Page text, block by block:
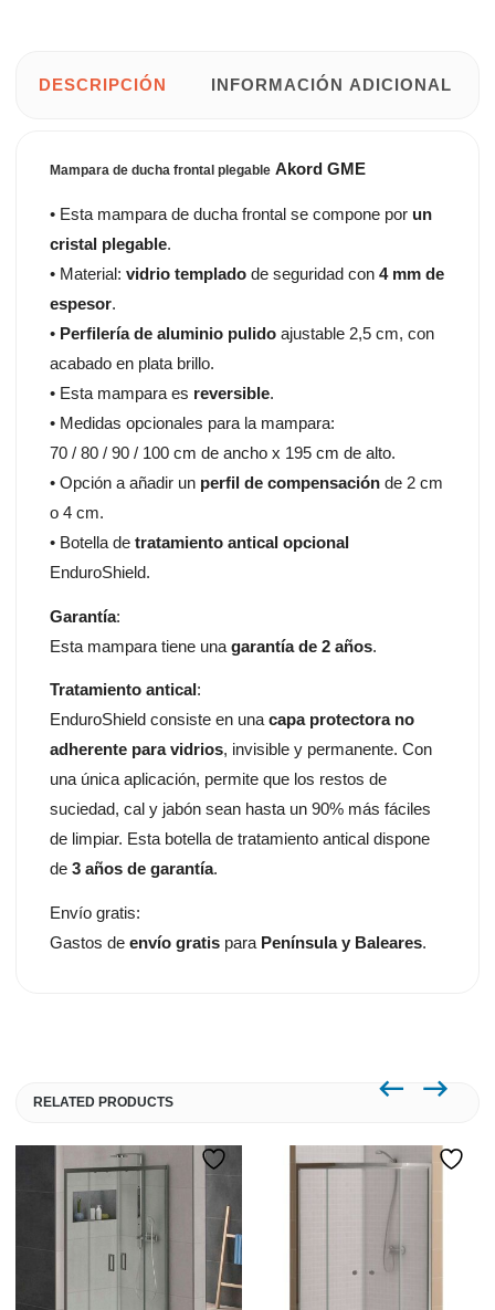
DESCRIPCIÓN INFORMACIÓN ADICIONAL
Mampara de ducha frontal plegable Akord GME
• Esta mampara de ducha frontal se compone por un
cristal plegable.
• Material:vidrio templado de seguridad con4 mm de
espesor.
• Perfilería de aluminio pulido ajustable 2,5 cm, con
acabado en plata brillo.
• Esta mampara es reversible.
• Medidas opcionales para la mampara:
70 / 80 / 90 / 100 cm de ancho x 195 cm de alto.
• Opción a añadir un perfil de compensación de 2 cm
o 4 cm.
• Botella de tratamiento antical opcional
EnduroShield.
Garantía:
Esta mampara tiene una garantía de 2 años.
Tratamiento antical:
EnduroShield consiste en unacapa protectora no
adherente para vidrios, invisible y permanente. Con
una única aplicación, permite que los restos de
suciedad, cal y jabón sean hasta un 90% más fáciles
de limpiar. Esta botella de tratamiento antical dispone
de 3 años de garantía.
Envío gratis:
Gastos de envío gratis para Península y Baleares.
RELATED PRODUCTS